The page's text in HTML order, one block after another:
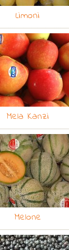
Limoni
Mela Kanzi
Melone